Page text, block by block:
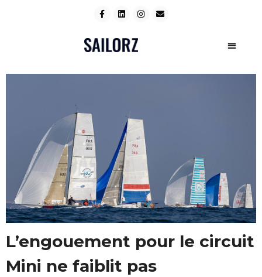
L’engouement pour le circuit
Mini ne faiblit pas